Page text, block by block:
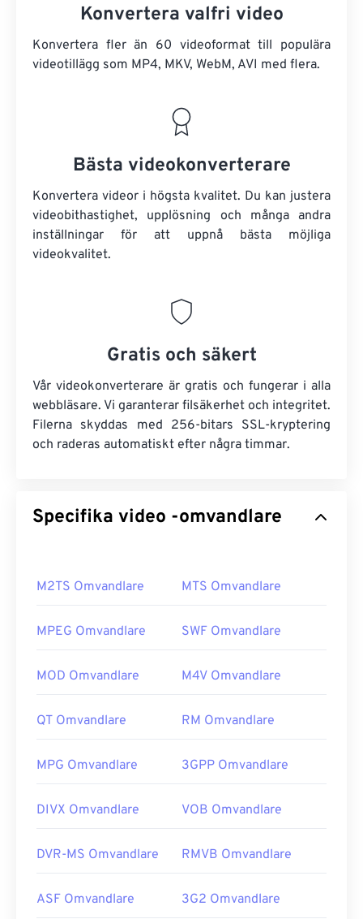
Konvertera valfri video
Konvertera fler än 60 videoformat till populära
videotillägg som MP4, MKV, WebM, AVI med flera.
Bästa videokonverterare
Konvertera videor i högsta kvalitet. Du kan justera
videobithastighet, upplösning och många andra
inställningar för att uppnå bästa möjliga
videokvalitet.
Gratis och säkert
Vår videokonverterare är gratis och fungerar i alla
webbläsare. Vi garanterar filsäkerhet och integritet.
Filerna skyddas med 256-bitars SSL-kryptering
och raderas automatiskt efter några timmar.
Specifika video -omvandlare
M2TS Omvandlare MTS Omvandlare
MPEG Omvandlare SWF Omvandlare
MOD Omvandlare M4V Omvandlare
QT Omvandlare RM Omvandlare
MPG Omvandlare 3GPP Omvandlare
DIVX Omvandlare VOB Omvandlare
DVR-MS Omvandlare RMVB Omvandlare
ASF Omvandlare 3G2 Omvandlare